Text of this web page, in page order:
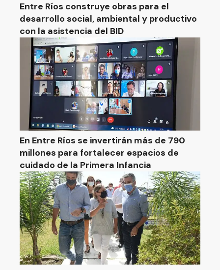
Entre Ríos construye obras para el
desarrollo social, ambiental y productivo
con la asistencia del BID
En Entre Ríos se invertirán más de 790
millones para fortalecer espacios de
cuidado de la Primera Infancia